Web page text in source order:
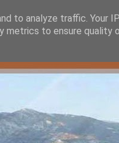
to analyze traffic. Your
metrics to ensure quality